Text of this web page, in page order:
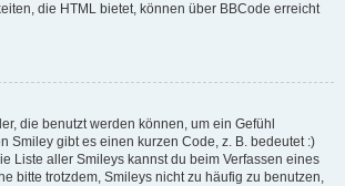
die HTML bietet, können über BBCode erreicht
die benutzt werden können, um ein Gefühl
Smiley gibt es einen kurzen Code, z. B. bedeutet :)
Liste aller Smileys kannst du beim Verfassen eines
bitte trotzdem, Smileys nicht zu häufig zu benutzen,